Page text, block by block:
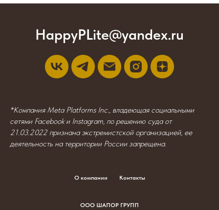
HappyPLite@yandex.ru
*Компания Meta Platforms Inc., владеющая социальными
сетями Facebook и Instagram, по решению суда от
21.03.2022 признана экстремистской организацией, ее
деятельность на территории России запрещена.
О компании Контакты
ООО ШАПОР ГРУПП